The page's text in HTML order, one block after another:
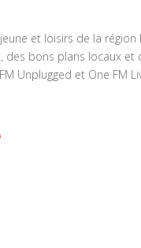
et loisirs de la
des bons plans locaux et
Unplugged et One FM